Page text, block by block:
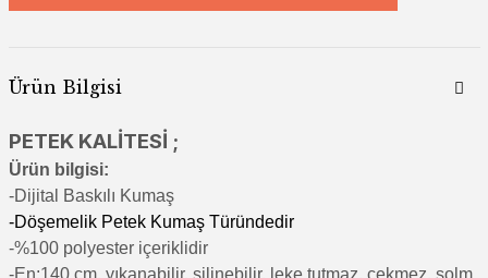
Ürün Bilgisi
PETEK KALİTESİ ;
Ürün bilgisi:
-Dijital Baskılı Kumaş
-Döşemelik Petek Kumaş Türündedir
-%100 polyester içeriklidir
-En:140 cm, yıkanabilir, silinebilir, leke tutmaz, çekmez, solm